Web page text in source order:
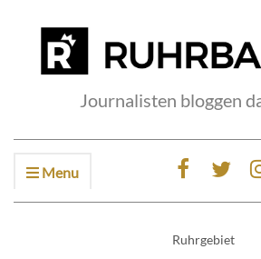
Journalisten bloggen
Menu
Ruhrgebiet